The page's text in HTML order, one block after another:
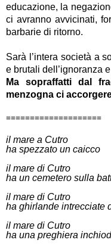
educazione, la
ci avranno avvicinati,
barbarie di ritorno.
Sarà l’intera società a
e brutali dell’ignoranza
Ma sopraffatti dal
menzogna ci
====================
il mare a Cutro
ha spezzato un caicco
il mare di Cutro
ha un cemetero sulla
il mare di Cutro
ha ghirlande intrecciate
il mare di Cutro
ha una preghiera